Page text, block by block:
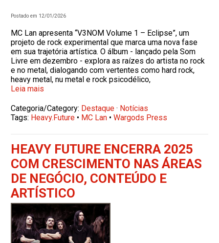
Postado em 12/01/2026
MC Lan apresenta “V3NOM Volume 1 – Eclipse”, um
projeto de rock experimental que marca uma nova fase
em sua trajetória artística. O álbum - lançado pela Som
Livre em dezembro - explora as raízes do artista no rock
e no metal, dialogando com vertentes como hard rock,
heavy metal, nu metal e rock psicodélico,
Leia mais
Categoria/Category: Destaque · Notícias
Tags: Heavy.Future • MC Lan •Wargods Press
HEAVY FUTURE ENCERRA 2025
COM CRESCIMENTO NAS ÁREAS
DE NEGÓCIO, CONTEÚDO E
ARTÍSTICO